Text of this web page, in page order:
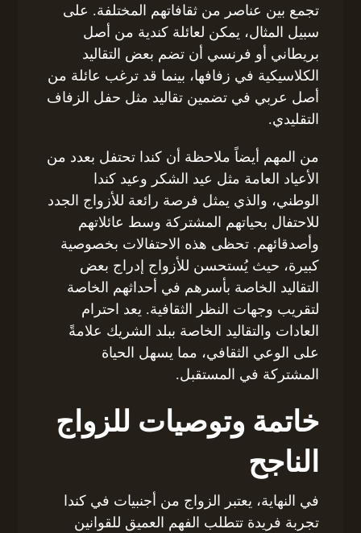
تجمع بين عناصر من ثقافاتهم المختلفة. على
سبيل المثال، يمكن لعائلة كندية من أصل
بريطاني أو فرنسي أن تضم بعض التقاليد
الكلاسيكية في زفافها، بينما قد ترغب عائلة من
أصل عربي في تضمين تقاليد مثل حفل الزفاف
التقليدي.
من المهم أيضاً ملاحظة أن كندا تحتفل بعدد من
الأعياد العامة مثل عيد الشكر وعيد كندا
الوطني، والذي يمثل فرصة رائعة للأزواج الجدد
للاحتفال بحياتهم المشتركة وسط عائلاتهم
وأصدقائهم. تحظى هذه الاحتفالات بخصوصية
كبيرة، حيث يُستحسن للأزواج إدراج بعض
التقاليد الخاصة بأسرهم في أحداثهم الخاصة
لتقريب وجهات النظر الثقافية. يعد احترام
العادات والتقاليد الخاصة ببلد الشريك علامةً
على الوعي الثقافي، مما يسهل الحياة
المشتركة في المستقبل.
خاتمة وتوصيات للزواج
الناجح
في النهاية، يعتبر الزواج من أجنبيات في كندا
تجربة فريدة تتطلب الفهم العميق للقوانين